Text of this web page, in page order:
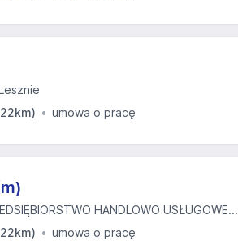
umowa o pracę
HANDLOWO USŁUGOWE...
umowa o pracę